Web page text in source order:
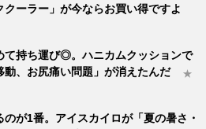
クーラー」が今ならお買い得ですよ
て持ち運び◎。ハニカムクッションで
動、お尻痛い問題」が消えたんだ
★
のが1番。アイスカイロが「夏の暑さ・